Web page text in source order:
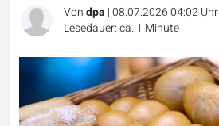
Vondpa |08.07.2026 04:02 Uhr
Lesedauer: ca. 1 Minute